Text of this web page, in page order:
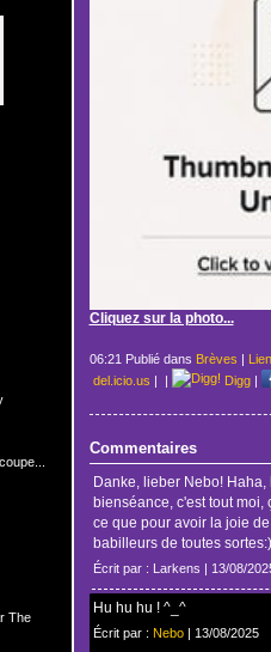
The
Cliquez sur la photo...
06:21 Publié dans Brèves |
del.icio.us | | Digg|
Commentaires
Danke, lieber Nebo!
bienséance, c'est tout moi,
ce que pour avoir la joie
babilleurs de toutes sortes:)
Écrit par : Larkens | 13/08/
Hu hu hu ! ^_^
Écrit par : Nebo| 13/08/2025